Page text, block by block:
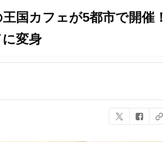
国カフェが5都市で開催！
変身